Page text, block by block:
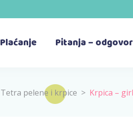
Plaćanje Pitanja –
Tetra pelene i krpice > Krpica –